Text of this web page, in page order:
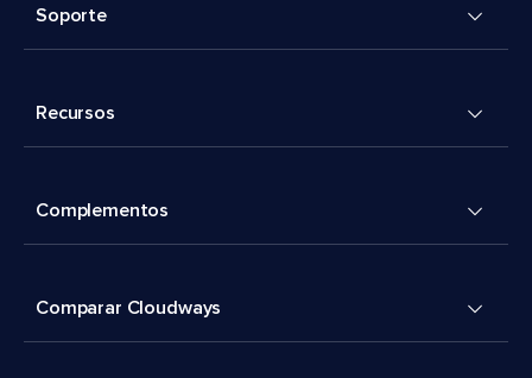
Soporte
Recursos
Complementos
Comparar Cloudways